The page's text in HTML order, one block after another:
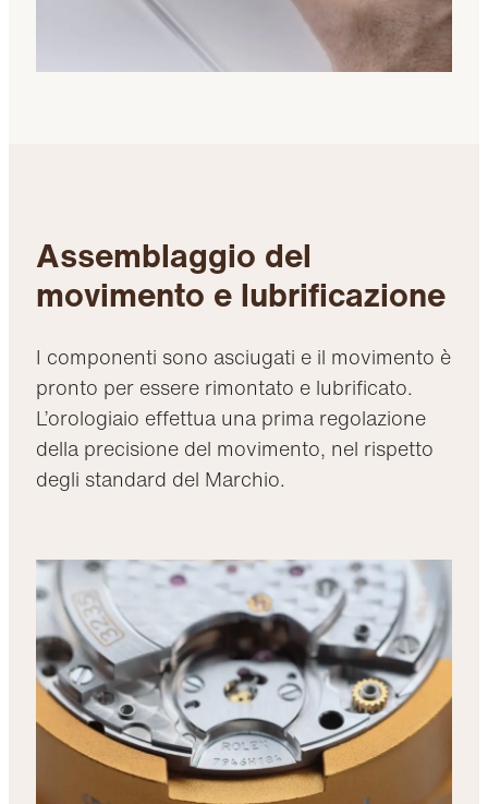
Assemblaggio del
movimento e lubrificazione
I componenti sono asciugati e il movimento è
pronto per essere rimontato e lubrificato.
L’orologiaio effettua una prima regolazione
della precisione del movimento, nel rispetto
degli standard del Marchio.